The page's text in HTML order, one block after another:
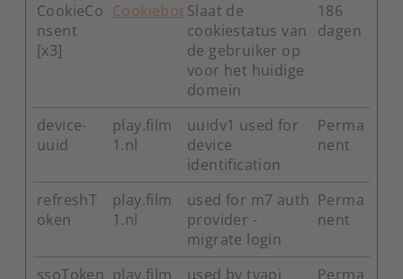
CookieCo
nsent
[x3]
Cookiebot Slaat de
cookiestatus van
de gebruiker op
voor het huidige
domein
186
dagen
device-
uuid
play.film
1.nl
uuidv1 used for
device
identification
Perma
nent
refreshT
oken
play.film
1.nl
used for m7 auth
provider -
migrate login
Perma
nent
ssoToken play.film used by tvapi Perma